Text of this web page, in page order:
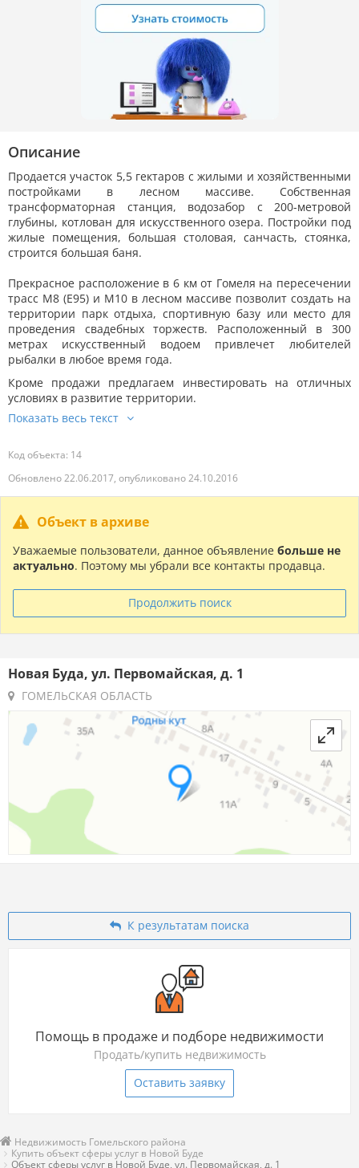
Описание
Продается участок 5,5 гектаров с жилыми и хозяйственными
постройками в лесном массиве. Собственная
трансформаторная станция, водозабор с 200-метровой
глубины, котлован для искусственного озера. Постройки под
жилые помещения, большая столовая, санчасть, стоянка,
строится большая баня.
Прекрасное расположение в 6 км от Гомеля на пересечении
трасс М8 (Е95) и М10 в лесном массиве позволит создать на
территории парк отдыха, спортивную базу или место для
проведения свадебных торжеств. Расположенный в 300
метрах искусственный водоем привлечет любителей
рыбалки в любое время года.
Кроме продажи предлагаем инвестировать на отличных
условиях в развитие территории.
Код объекта: 14
Обновлено 22.06.2017, опубликовано 24.10.2016
Объект в архиве
Уважаемые пользователи, данное объявление больше не
актуально. Поэтому мы убрали все контакты продавца.
Продолжить поиск
Новая Буда, ул. Первомайская, д. 1
ГОМЕЛЬСКАЯ ОБЛАСТЬ
К результатам поиска
Помощь в продаже и подборе недвижимости
Продать/купить недвижимость
Оставить заявку
Недвижимость Гомельского района
Купить объект сферы услуг в Новой Буде
Объект сферы услуг в Новой Буде, ул. Первомайская, д. 1